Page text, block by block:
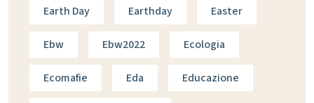
Earth Day Earthday Easter
Ebw Ebw2022 Ecologia
Ecomafie Eda Educazione